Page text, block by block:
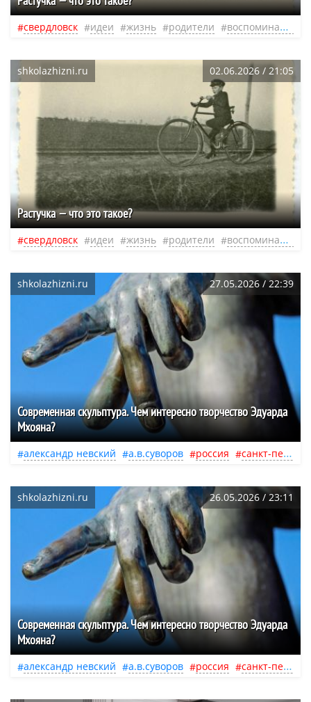
свердловск идеи жизнь родители воспоминания
shkolazhizni.ru 02.06.2026 / 21:05
Растучка — что это такое?
свердловск идеи жизнь родители воспоминания
shkolazhizni.ru 27.05.2026 / 22:39
Современная скульптура. Чем интересно творчество Эдуарда
Мхояна?
александр невский а.в.суворов россия санкт-петербург
shkolazhizni.ru 26.05.2026 / 23:11
Современная скульптура. Чем интересно творчество Эдуарда
Мхояна?
александр невский а.в.суворов россия санкт-петербург